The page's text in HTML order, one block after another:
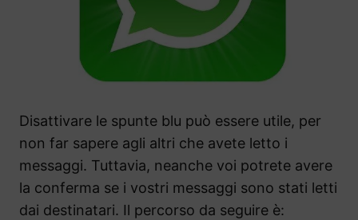
Disattivare le spunte blu può essere utile, per
non far sapere agli altri che avete letto i
messaggi. Tuttavia, neanche voi potrete avere
la conferma se i vostri messaggi sono stati letti
dai destinatari. Il percorso da seguire è: